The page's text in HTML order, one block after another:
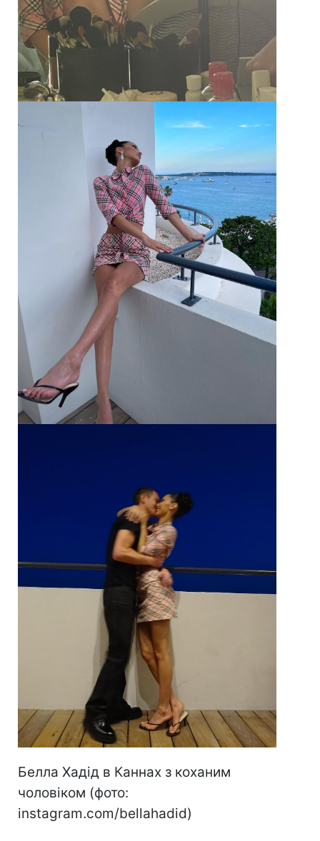
Белла Хадід в Каннах з коханим
чоловіком (фото:
instagram.com/bellahadid)